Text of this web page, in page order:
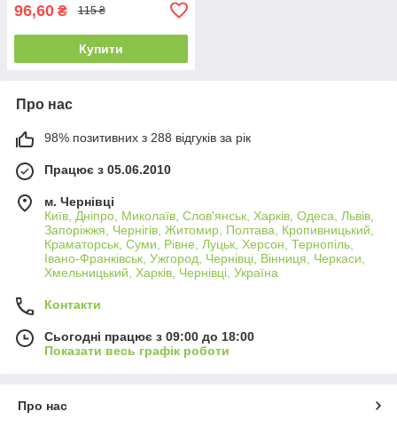
96,60 ₴ 115 ₴
Купити
Про нас
98% позитивних з 288 відгуків за рік
Працює з 05.06.2010
м. Чернівці
Київ, Дніпро, Миколаїв, Слов'янськ, Харків, Одеса, Львів,
Запоріжжя, Чернігів, Житомир, Полтава, Кропивницький,
Краматорськ, Суми, Рівне, Луцьк, Херсон, Тернопіль,
Івано-Франківськ, Ужгород, Чернівці, Вінниця, Черкаси,
Хмельницький, Харків, Чернівці, Україна
Контакти
Сьогодні працює з 09:00 до 18:00
Показати весь графік роботи
Про нас